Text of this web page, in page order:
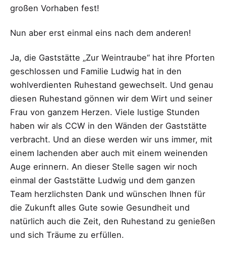
großen Vorhaben fest!
Nun aber erst einmal eins nach dem anderen!
Ja, die Gaststätte „Zur Weintraube“ hat ihre Pforten
geschlossen und Familie Ludwig hat in den
wohlverdienten Ruhestand gewechselt. Und genau
diesen Ruhestand gönnen wir dem Wirt und seiner
Frau von ganzem Herzen. Viele lustige Stunden
haben wir als CCW in den Wänden der Gaststätte
verbracht. Und an diese werden wir uns immer, mit
einem lachenden aber auch mit einem weinenden
Auge erinnern. An dieser Stelle sagen wir noch
einmal der Gaststätte Ludwig und dem ganzen
Team herzlichsten Dank und wünschen Ihnen für
die Zukunft alles Gute sowie Gesundheit und
natürlich auch die Zeit, den Ruhestand zu genießen
und sich Träume zu erfüllen.